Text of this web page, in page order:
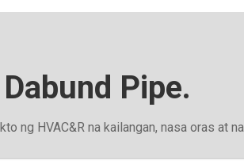
Pipe.
ng HVAC&R na kailangan, nasa oras at